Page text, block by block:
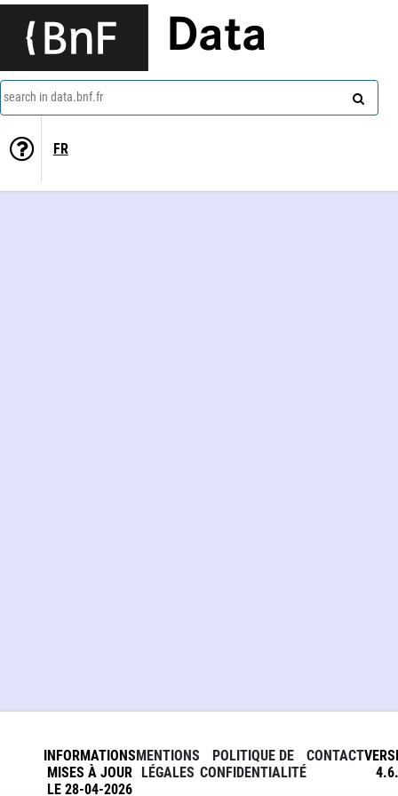
Data
search in data.bnf.fr
FR
INFORMATIONS
MISES À JOUR
LE 28-04-2026
MENTIONS
LÉGALES
POLITIQUE DE
CONFIDENTIALITÉ
CONTACT